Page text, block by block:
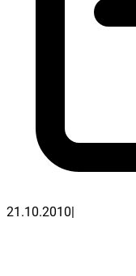
21.10.2010|